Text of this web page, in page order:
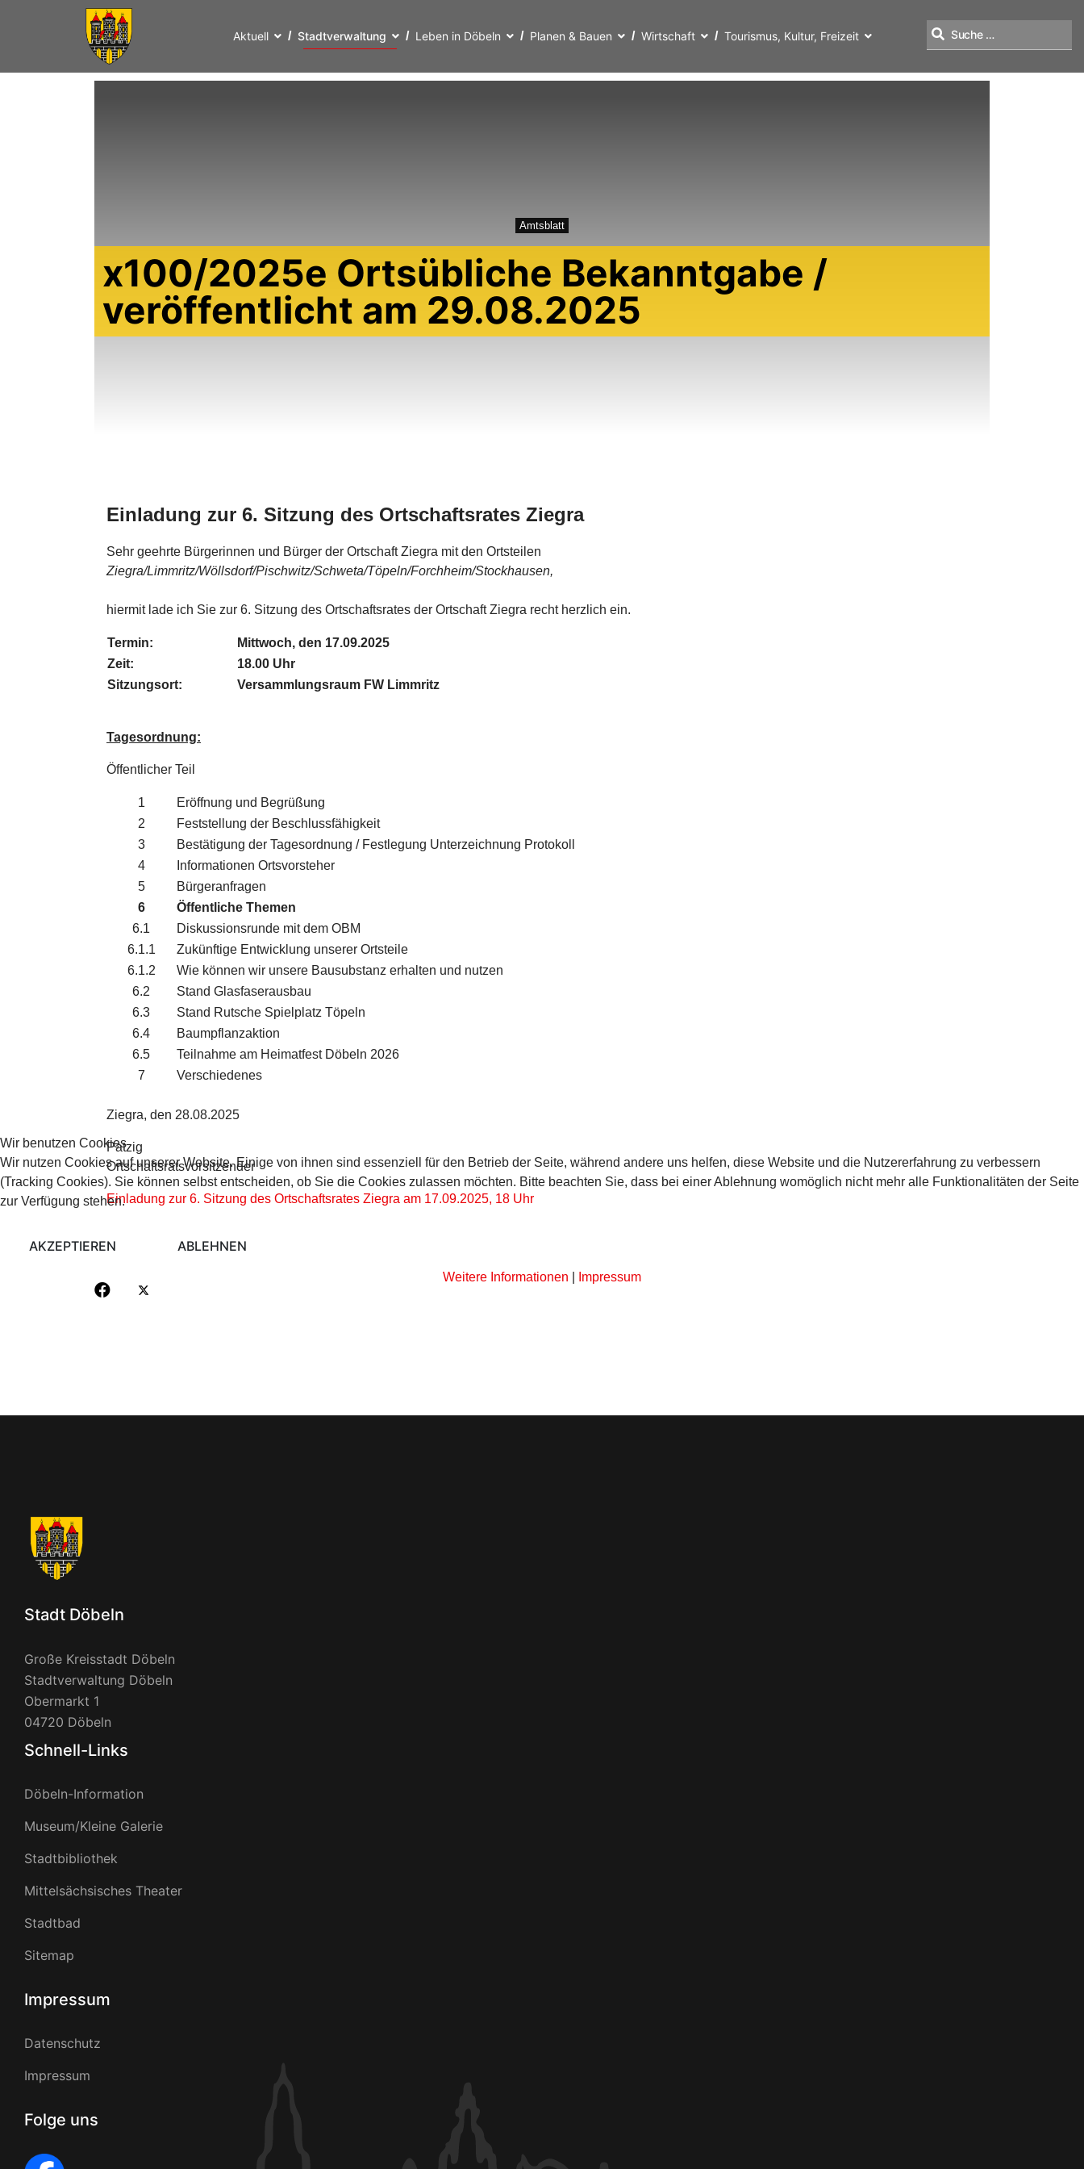
Aktuell Stadtverwaltung Leben in Döbeln Planen & Bauen Wirtschaft Tourismus, Kultur, Freizeit
Amtsblatt
x100/2025e Ortsübliche Bekanntgabe /
veröffentlicht am 29.08.2025
Einladung zur 6. Sitzung des Ortschaftsrates Ziegra
Sehr geehrte Bürgerinnen und Bürger der Ortschaft Ziegra mit den Ortsteilen
Ziegra/Limmritz/Wöllsdorf/Pischwitz/Schweta/Töpeln/Forchheim/Stockhausen,
hiermit lade ich Sie zur 6. Sitzung des Ortschaftsrates der Ortschaft Ziegra recht herzlich ein.
Termin:
Mittwoch, den 17.09.2025
Zeit:
18.00 Uhr
Sitzungsort:
Versammlungsraum FW Limmritz
Tagesordnung:
Öffentlicher Teil
1
Eröffnung und Begrüßung
2
Feststellung der Beschlussfähigkeit
3
Bestätigung der Tagesordnung / Festlegung Unterzeichnung Protokoll
4
Informationen Ortsvorsteher
5
Bürgeranfragen
6
Öffentliche Themen
6.1
Diskussionsrunde mit dem OBM
6.1.1
Zukünftige Entwicklung unserer Ortsteile
6.1.2
Wie können wir unsere Bausubstanz erhalten und nutzen
6.2
Stand Glasfaserausbau
6.3
Stand Rutsche Spielplatz Töpeln
6.4
Baumpflanzaktion
6.5
Teilnahme am Heimatfest Döbeln 2026
7
Verschiedenes
Ziegra, den 28.08.2025
Patzig
Ortschaftsratsvorsitzender
Einladung zur 6. Sitzung des Ortschaftsrates Ziegra am 17.09.2025, 18 Uhr
Stadt Döbeln
Große Kreisstadt Döbeln
Stadtverwaltung Döbeln
Obermarkt 1
04720 Döbeln
Schnell-Links
Döbeln-Information
Museum/Kleine Galerie
Stadtbibliothek
Mittelsächsisches Theater
Stadtbad
Sitemap
Impressum
Datenschutz
Impressum
Folge uns
Wir benutzen Cookies
Wir nutzen Cookies auf unserer Website. Einige von ihnen sind essenziell für den Betrieb der Seite, während andere uns helfen, diese Website und die Nutzererfahrung zu verbessern
(Tracking Cookies). Sie können selbst entscheiden, ob Sie die Cookies zulassen möchten. Bitte beachten Sie, dass bei einer Ablehnung womöglich nicht mehr alle Funktionalitäten der Seite
zur Verfügung stehen.
AKZEPTIEREN ABLEHNEN
Weitere Informationen Impressum